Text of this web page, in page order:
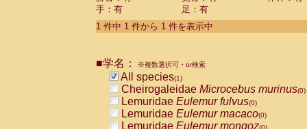
Cebidae Aotus trivirgatus
Cebidae Cebus albifrons
CebidaeCebus nigrivittatus
CebidaeCebus
CebidaeSaimiri boliviensis(0)
CebidaeSaimiri sciureus(0)
AtelidaeAlouatta caraya(0)
AtelidaeAlouatta fusca(0)
手：有
足：有
1 件中 1 件から 1 件を表示中
■学名： ※複数選択可・or検索
All species(1)
Cheirogaleidae Microcebus murinus(0)
Lemuridae Eulemur fulvus(0)
Lemuridae Eulemur macaco(0)
Lemuridae Eulemur mongoz(0)